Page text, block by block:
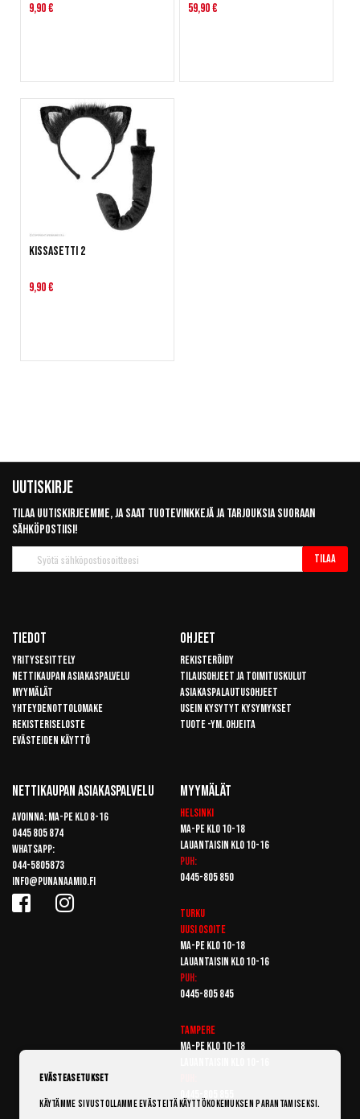
9,90 €
59,90 €
Kissasetti 2
9,90 €
Uutiskirje
Tilaa uutiskirjeemme, ja saat tuotevinkkejä ja tarjouksia suoraan
sähköpostiisi!
uutiskirje
Tilaa
Tiedot
Yritysesittely
Nettikaupan asiakaspalvelu
Myymälät
Yhteydenottolomake
Rekisteriseloste
Evästeiden käyttö
Ohjeet
Rekisteröidy
Tilausohjeet ja toimituskulut
Asiakaspalautusohjeet
Usein kysytyt kysymykset
Tuote -ym. ohjeita
Nettikaupan Asiakaspalvelu
Avoinna: Ma-pe klo 8-16
0445 805 874
Whatsapp:
044-5805873
info@punanaamio.fi
Myymälät
Helsinki
Ma-pe klo 10-18
Lauantaisin klo 10-16
Puh:
0445-805 850
Turku
Uusi osoite
Ma-pe klo 10-18
Lauantaisin klo 10-16
Puh:
0445-805 845
Tampere
Ma-pe klo 10-18
Evästeasetukset
Käytämme sivustollamme evästeitä käyttökokemuksen parantamiseksi.